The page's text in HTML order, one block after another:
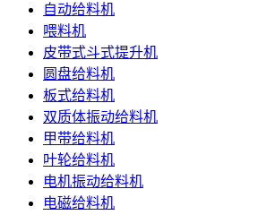
自动给料机
喂料机
皮带式斗式提升机
圆盘给料机
板式给料机
双质体振动给料机
甲带给料机
叶轮给料机
电机振动给料机
电磁给料机